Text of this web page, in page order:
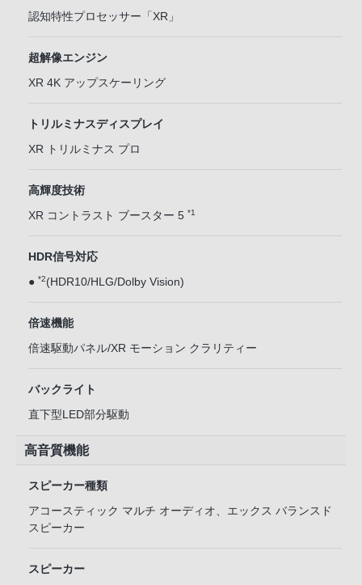
認知特性プロセッサー「XR」
超解像エンジン
XR 4K アップスケーリング
トリルミナスディスプレイ
XR トリルミナス プロ
高輝度技術
XR コントラスト ブースター 5 *1
HDR信号対応
● *2(HDR10/HLG/Dolby Vision)
倍速機能
倍速駆動パネル/XR モーション クラリティー
バックライト
直下型LED部分駆動
高音質機能
スピーカー種類
アコースティック マルチ オーディオ、エックス バランスド
スピーカー
スピーカー